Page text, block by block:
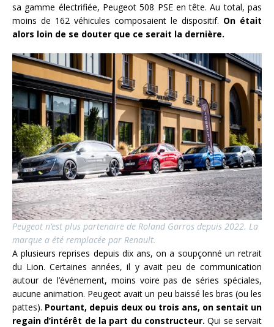
sa gamme électrifiée, Peugeot 508 PSE en tête. Au total, pas
moins de 162 véhicules composaient le dispositif. On était
alors loin de se douter que ce serait la dernière.
Peugeot n’est plus partenaire de Roland Garros depuis 2022. La
marque a été remplacée par Renault.
A plusieurs reprises depuis dix ans, on a soupçonné un retrait
du Lion. Certaines années, il y avait peu de communication
autour de l’événement, moins voire pas de séries spéciales,
aucune animation. Peugeot avait un peu baissé les bras (ou les
pattes). Pourtant, depuis deux ou trois ans, on sentait un
regain d’intérêt de la part du constructeur. Qui se servait